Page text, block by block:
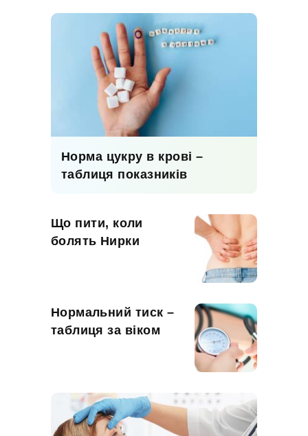
Норма цукру в крові –
таблиця показників
Що пити, коли
болять Нирки
Нормальний тиск –
таблиця за віком